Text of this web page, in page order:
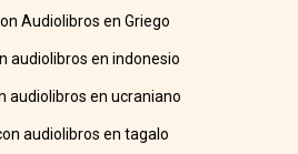
Audiolibros en Griego
audiolibros en indonesio
audiolibros en ucraniano
audiolibros en tagalo